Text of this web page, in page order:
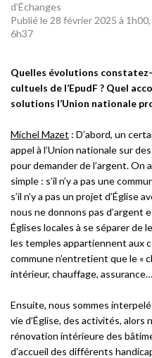
d’Échanges
Publié le 28 février 2025 à
6h37
Quelles évolutions
cultuels de l’EpudF ? Quel
solutions l’Union nationale
Michel Mazet : D’abord, un
appel à l’Union nationale sur
pour demander de l’argent. On
simple : s’il n’y a pas une
s’il n’y a pas un projet d’Église
nous ne donnons pas
Églises locales à se séparer de
les temples appartiennent aux
commune n’entretient que le «
intérieur, chauffage,
Ensuite, nous sommes
vie d’Église, des activités,
rénovation intérieure des
d’accueil des différents